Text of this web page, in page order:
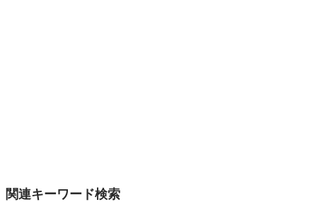
関連キーワード検索